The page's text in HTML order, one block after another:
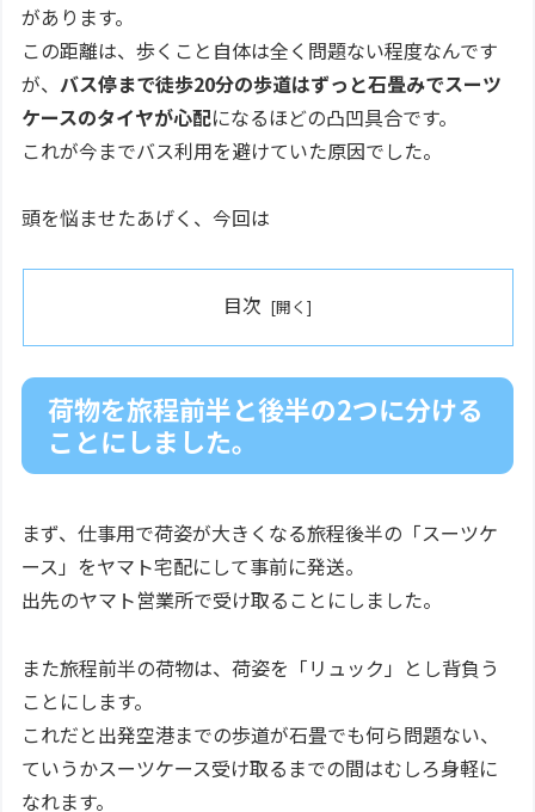
があります。
この距離は、歩くこと自体は全く問題ない程度なんです
が、 バス停まで徒歩20分の歩道はずっと石畳みでスーツ
ケースのタイヤが心配になるほどの凸凹具合です。
これが今までバス利用を避けていた原因でした。
頭を悩ませたあげく、今回は
目次
荷物を旅程前半と後半の2つに分ける
ことにしました。
まず、仕事用で荷姿が大きくなる旅程後半の「スーツケ
ース」をヤマト宅配にして事前に発送。
出先のヤマト営業所で受け取ることにしました。
また旅程前半の荷物は、荷姿を「リュック」とし背負う
ことにします。
これだと出発空港までの歩道が石畳でも何ら問題ない、
ていうかスーツケース受け取るまでの間はむしろ身軽に
なれます。